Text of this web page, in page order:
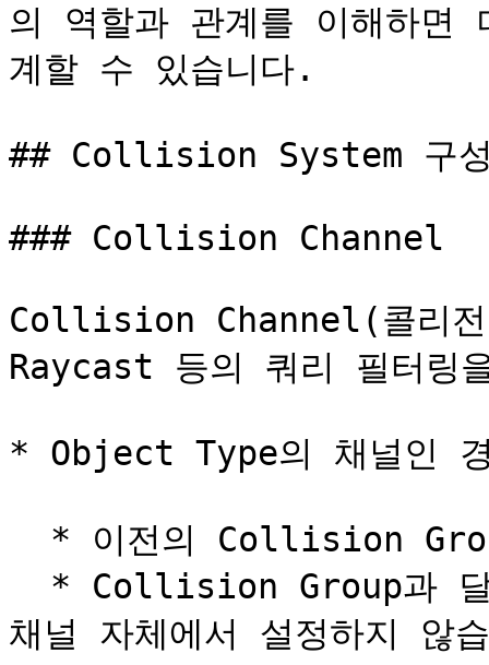
의 역할과 관계를 이해하면
계할 수 있습니다.
## Collision System 구
### Collision Channel
Collision Channel(콜리전
Raycast 등의 쿼리 필터링
* Object Type의 채널인
채널 자체에서 설정하지 않